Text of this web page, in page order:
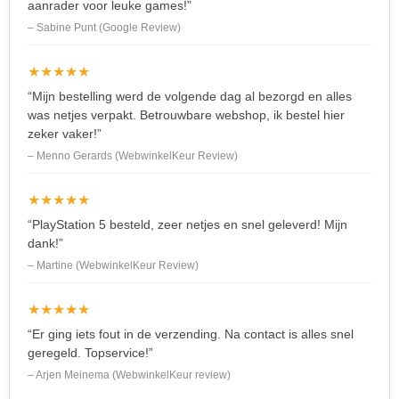
aanrader voor leuke games!”
– Sabine Punt (Google Review)
★★★★★
“Mijn bestelling werd de volgende dag al bezorgd en alles
was netjes verpakt. Betrouwbare webshop, ik bestel hier
zeker vaker!”
– Menno Gerards (WebwinkelKeur Review)
★★★★★
“PlayStation 5 besteld, zeer netjes en snel geleverd! Mijn
dank!”
– Martine (WebwinkelKeur Review)
★★★★★
“Er ging iets fout in de verzending. Na contact is alles snel
geregeld. Topservice!”
– Arjen Meinema (WebwinkelKeur review)